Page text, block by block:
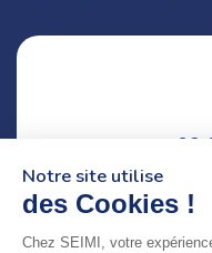
02
8h-
adresse :
Notre site utilise
des Cookies !
Chez SEIMI, votre